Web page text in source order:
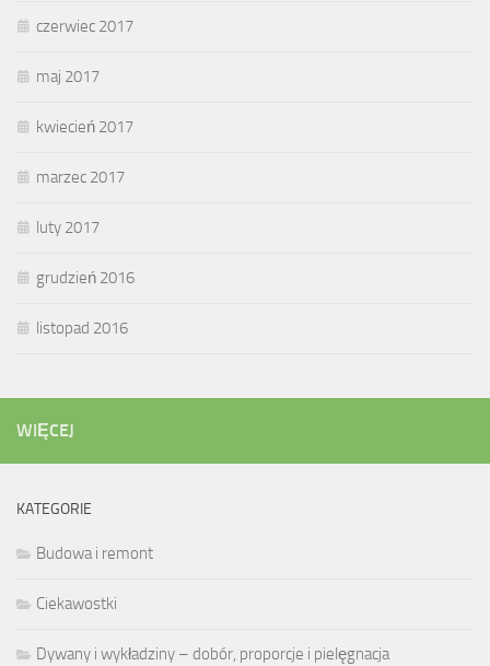
czerwiec 2017
maj 2017
kwiecień 2017
marzec 2017
luty 2017
grudzień 2016
listopad 2016
WIĘCEJ
KATEGORIE
Budowa i remont
Ciekawostki
Dywany i wykładziny – dobór, proporcje i pielęgnacja